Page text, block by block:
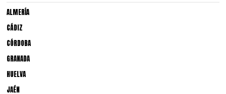
ALMERÍA
CÁDIZ
CÓRDOBA
GRANADA
HUELVA
JAÉN